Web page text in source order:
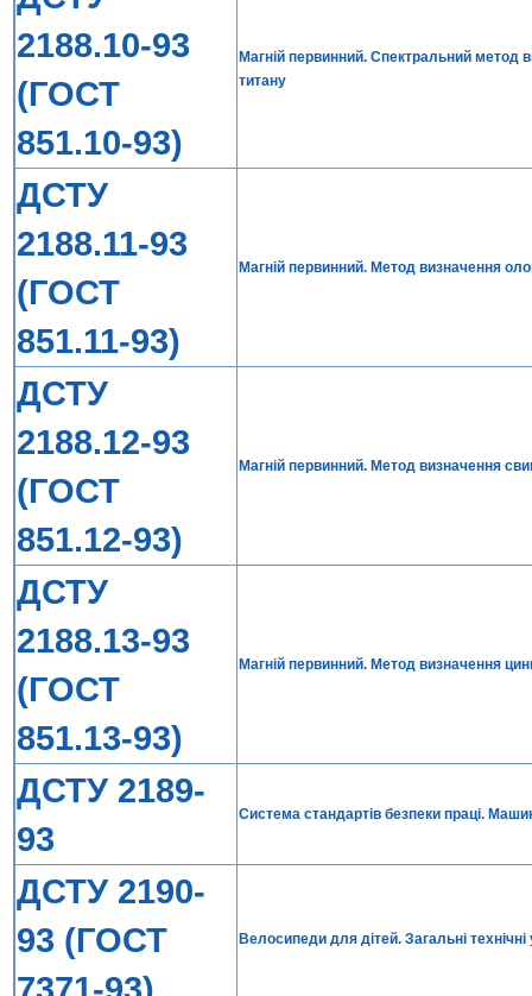
2188.10-93
(ГОСТ
851.10-93)
Магній первинний. Спектральний метод
титану
ДСТУ
2188.11-93
(ГОСТ
851.11-93)
Магній первинний. Метод визначення
ДСТУ
2188.12-93
(ГОСТ
851.12-93)
Магній первинний. Метод визначення
ДСТУ
2188.13-93
(ГОСТ
851.13-93)
Магній первинний. Метод визначення
ДСТУ 2189-
93
Система стандартів безпеки праці.
ДСТУ 2190-
93 (ГОСТ
Велосипеди для дітей. Загальні